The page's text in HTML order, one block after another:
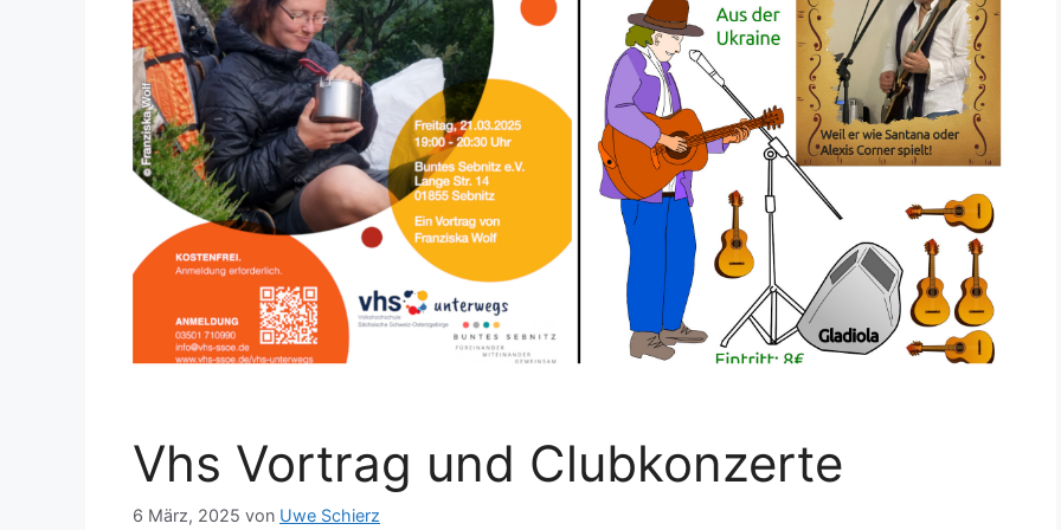
Vhs Vortrag und Clubkonzerte
6 März, 2025 von Uwe Schierz